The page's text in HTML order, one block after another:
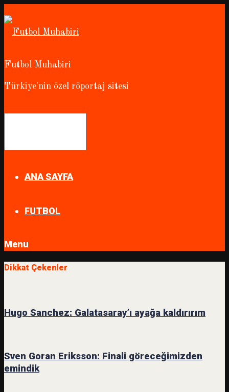
Futbol Muhabiri
Türkiye'nin özel röportaj sitesi
ANA SAYFA
FUTBOL
Menu
Dikkat Çekenler
Hugo Sanchez: Galatasaray’ı ayağa kaldırırım
Sven Goran Eriksson: Finali göreceğimizden
emindik